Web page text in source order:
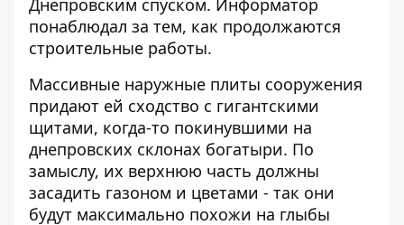
Днепровским спуском. Информатор
понаблюдал за тем, как продолжаются
строительные работы.
Массивные наружные плиты сооружения
придают ей сходство с гигантскими
щитами, когда-то покинувшими на
днепровских склонах богатыри. По
замыслу, их верхнюю часть должны
засадить газоном и цветами - так они
будут максимально похожи на глыбы